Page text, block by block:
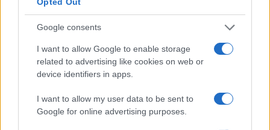
Google consents
I want to allow Google to enable storage
related to advertising like cookies on web or
device identifiers in apps.
I want to allow my user data to be sent to
Google for online advertising purposes.
Friggitrice ad aria: il nuovo must della
cucina italiana